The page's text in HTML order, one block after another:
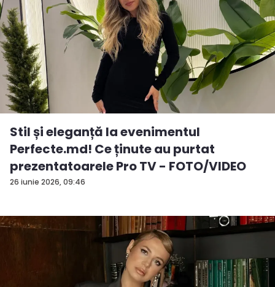
26 iunie 2026, 09:46
Stil și eleganță la evenimentul
Perfecte.md! Ce ținute au purtat
prezentatoarele Pro TV - FOTO/VIDEO